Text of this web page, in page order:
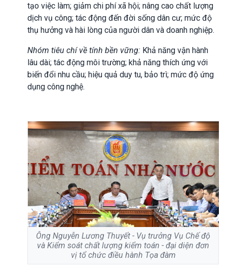
tạo việc làm; giảm chi phí xã hội; nâng cao chất lượng
dịch vụ công; tác động đến đời sống dân cư; mức độ
thụ hưởng và hài lòng của người dân và doanh nghiệp.
Nhóm tiêu chí về tính bền vững: Khả năng vận hành
lâu dài; tác động môi trường; khả năng thích ứng với
biến đổi nhu cầu; hiệu quả duy tu, bảo trì; mức độ ứng
dụng công nghệ.
Ông Nguyễn Lương Thuyết - Vụ trưởng Vụ Chế độ
và Kiểm soát chất lượng kiểm toán - đại diện đơn
vị tổ chức điều hành Tọa đàm